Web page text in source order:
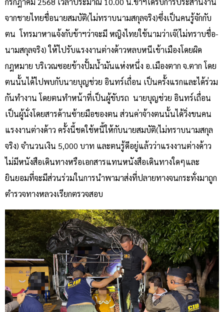
จากชายไทยชื่อนายสมบัติ(ไม่ทราบนามสกุลจริง)ซึ่งเป็นคนรู้จักกับ
ตน โทรมาหาแจ้งกับข้าฯว่าจะมี หญิงไทยใช้นามว่าเจ๊(ไม่ทราบชื่อ-
นามสกุลจริง) ให้ไปรับแรงงานต่างด้าวหลบหนีเข้าเมืองโดยผิด
กฎหมาย บริเวณซอยข้างปั้มน้ำมันแห่งหนึ่ง อ.เมืองตาก จ.ตาก โดย
ตนนั้นได้ไปพบกับนายบุญช่วย อินทร์เถื่อน เป็นครั้งแรกและได้ร่วม
กันทำงาน โดยตนทำหน้าที่เป็นผู้ขับรถ นายบุญช่วย อินทร์เถื่อน
เป็นผู้นั่งโดยสารด้านซ้ายมือของตน ส่วนค่าจ้างตนนั้นได้วิ่งขนคน
แรงงานต่างด้าว ครั้งนี้ชดใช้หนี้ให้กับนายสมบัติ(ไม่ทราบนามสกุล
จริง) จำนวนเงิน 5,000 บาท และตนรู้ดีอยู่แล้วว่าแรงงานต่างด้าว
ไม่มีหนังสือเดินทางหรือเอกสารแทนหนังสือเดินทางใดๆและ
ยินยอมที่จะมีส่วนร่วมในการนำพามาส่งที่ปลายทางจนกระทั่งมาถูก
ตำรวจทางหลวงเรียกตรวจสอบ